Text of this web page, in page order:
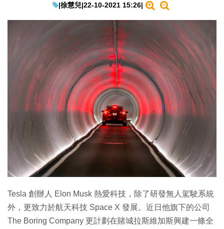
教學評測
IT Times
生成式AI與雲端應用
Enterprise Digital Transformation
|徐慧兒|22-10-2021 15:26|
Tesla 創辦人 Elon Musk 熱愛科技，除了研發無人駕駛系統
外，更致力於航天科技 Space X 發展。近日他旗下的公司
The Boring Company 更計劃在賭城拉斯維加斯興建一條全